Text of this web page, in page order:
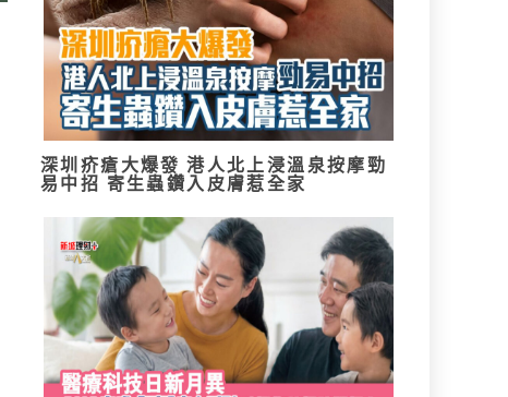
深圳疥瘡大爆發 港人北上浸溫泉按摩勁
易中招 寄生蟲鑽入皮膚惹全家